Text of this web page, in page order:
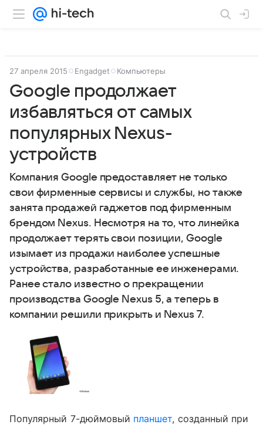
27 апреля 2015 Engadget Компьютеры
Google продолжает
избавляться от самых
популярных Nexus-
устройств
Компания Google предоставляет не только
свои фирменные сервисы и службы, но также
занята продажей гаджетов под фирменным
брендом Nexus. Несмотря на то, что линейка
продолжает терять свои позиции, Google
изымает из продажи наиболее успешные
устройства, разработанные ее инженерами.
Ранее стало известно о прекращении
производства Google Nexus 5, а теперь в
компании решили прикрыть и Nexus 7.
Популярный 7-дюймовый планшет, созданный при